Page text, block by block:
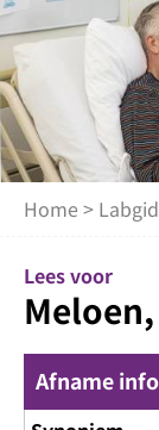
Home >
Lees voor
Afname